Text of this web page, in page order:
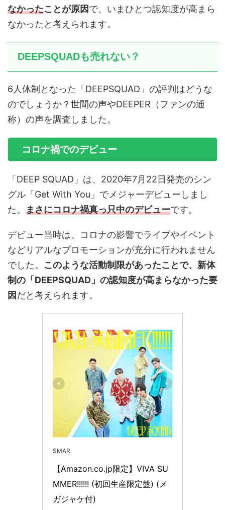
なかったことが原因で、いまひとつ認知度が高まら
なかったと考えられます。
DEEPSQUADも売れない？
6人体制となった「DEEPSQUAD」の評判はどうな
のでしょうか？世間の声やDEEPER（ファンの通
称）の声を調査しました。
コロナ禍でのデビュー
「DEEP SQUAD」は、2020年7月22日発売のシン
グル「Get With You」でメジャーデビューしまし
た。 まさにコロナ禍真っ只中のデビューです。
デビュー当時は、コロナの影響でライブやイベント
などリアルなプロモーションが充分に行われません
でした。 このような活動制限があったことで、新体
制の「DEEPSQUAD」の認知度が高まらなかった要
因だと考えられます。
SMAR
【Amazon.co.jp限定】VIVA SU
MMER!!!!!! (初回生産限定盤) (メ
ガジャケ付)